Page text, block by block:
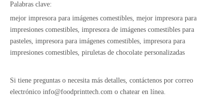
Palabras clave:
mejor impresora para imágenes comestibles, mejor impresora para
impresiones comestibles, impresora de imágenes comestibles para
pasteles, impresora para imágenes comestibles, impresora para
impresiones comestibles, piruletas de chocolate personalizadas
Si tiene preguntas o necesita más detalles, contáctenos por correo
electrónico info@foodprinttech.com o chatear en línea.